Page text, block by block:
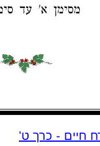
חיים - כרך ט'